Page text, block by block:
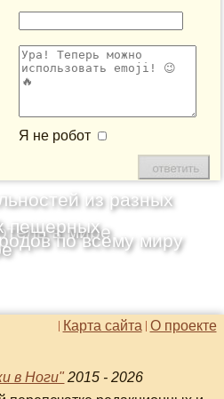
Я не робот
из разных
в мире
по всему миру
пещерных
О проекте
Карта сайта
в Ноги" 2015 - 2026